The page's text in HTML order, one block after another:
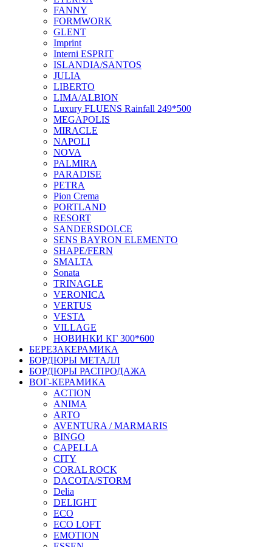
FANNY
FORMWORK
GLENT
Imprint
Interni ESPRIT
ISLANDIA/SANTOS
JULIA
LIBERTO
LIMA/ALBION
Luxury FLUENS Rainfall 249*500
MEGAPOLIS
MIRACLE
NAPOLI
NOVA
PALMIRA
PARADISE
PETRA
Pion Crema
PORTLAND
RESORT
SANDERSDOLCE
SENS BAYRON ELEMENTO
SHAPE/FERN
SMALTA
Sonata
TRINAGLE
VERONICA
VERTUS
VESTA
VILLAGE
НОВИНКИ КГ 300*600
БЕРЕЗАКЕРАМИКА
БОРДЮРЫ МЕТАЛЛ
БОРДЮРЫ РАСПРОДАЖА
ВОГ-КЕРАМИКА
ACTION
ANIMA
ARTO
AVENTURA / MARMARIS
BINGO
CAPELLA
CITY
CORAL ROCK
DACOTA/STORM
Delia
DELIGHT
ECO
ECO LOFT
EMOTION